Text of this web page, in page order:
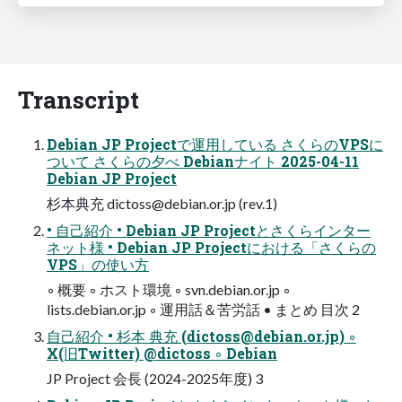
Transcript
Debian JP Projectで運用している さくらのVPSに
ついて さくらの夕べ Debianナイト 2025-04-11
Debian JP Project
杉本典充dictoss@debian.or.jp (rev.1)
• 自己紹介 • Debian JP Projectとさくらインター
ネット様 • Debian JP Projectにおける「さくらの
VPS」の使い方
◦ 概要 ◦ ホスト環境 ◦ svn.debian.or.jp ◦
lists.debian.or.jp ◦ 運用話＆苦労話 • まとめ 目次 2
自己紹介 • 杉本 典充 (dictoss@debian.or.jp) ◦
X(旧Twitter) @dictoss ◦ Debian
JP Project 会長 (2024-2025年度) 3